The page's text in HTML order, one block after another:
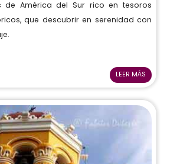
de América del Sur rico en tesoros
que descubrir en serenidad con
LEER MÁS